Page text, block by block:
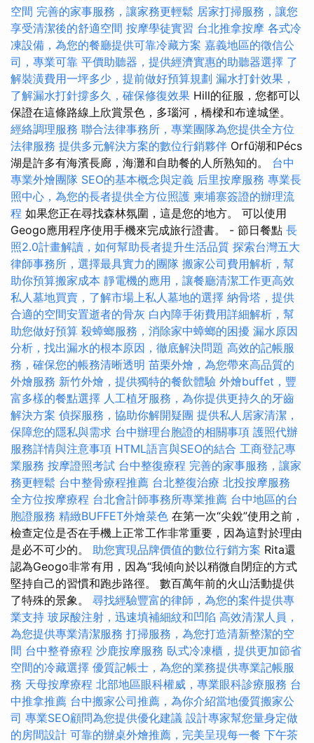
空間 完善的家事服務，讓家務更輕鬆 居家打掃服務，讓您
享受清潔後的舒適空間 按摩學徒實習 台北推拿按摩 各式冷
凍設備，為您的餐廳提供可靠冷藏方案 嘉義地區的徵信公
司，專業可靠 平價助聽器，提供經濟實惠的助聽器選擇 了
解裝潢費用一坪多少，提前做好預算規劃 漏水打針效果，
了解漏水打針撐多久，確保修復效果 Hill的征服，您都可以
保證在這條路線上欣賞景色，多瑙河，橋樑和布達城堡。
經絡調理服務 聯合法律事務所，專業團隊為您提供全方位
法律服務 提供多元解決方案的數位行銷夥伴 Orfű湖和Pécs
湖是許多有海濱長廊，海灘和自助餐的人所熟知的。 台中
專業外燴團隊 SEO的基本概念與定義 后里按摩服務 專業長
照中心，為您的長者提供全方位照護 柬埔寨簽證的辦理流
程 如果您正在尋找森林氛圍，這是您的地方。 可以使用
Geogo應用程序使用手機來完成旅行證書。 - 節日餐點 長
照2.0計畫解讀，如何幫助長者提升生活品質 探索台灣五大
律師事務所，選擇最具實力的團隊 搬家公司費用解析，幫
助你預算搬家成本 靜電機的應用，讓餐廳清潔工作更高效
私人墓地買賣，了解市場上私人墓地的選擇 納骨塔，提供
合適的空間安置逝者的骨灰 白內障手術費用詳細解析，幫
助您做好預算 殺蟑螂服務，消除家中蟑螂的困擾 漏水原因
分析，找出漏水的根本原因，徹底解決問題 高效的記帳服
務，確保您的帳務清晰透明 苗栗外燴，為您帶來高品質的
外燴服務 新竹外燴，提供獨特的餐飲體驗 外燴buffet，豐
富多樣的餐點選擇 人工植牙服務，為你提供更持久的牙齒
解決方案 偵探服務，協助你解開疑團 提供私人居家清潔，
保障您的隱私與需求 台中辦理台胞證的相關事項 護照代辦
服務詳情與注意事項 HTML語言與SEO的結合 工商登記專
業服務 按摩證照考試 台中整復療程 完善的家事服務，讓家
務更輕鬆 台中整骨療程推薦 台北整復治療 北投按摩服務
全方位按摩療程 台北會計師事務所專業推薦 台中地區的台
胞證服務 精緻BUFFET外燴菜色 在第一次“尖銳”使用之前，
檢查定位是否在手機上正常工作非常重要，因為這對於理由
是必不可少的。 助您實現品牌價值的數位行銷方案 Rita還
認為Geogo非常有用，因為“我傾向於以稍微自閉症的方式
堅持自己的習慣和跑步路徑。 數百萬年前的火山活動提供
了特殊的景象。 尋找經驗豐富的律師，為您的案件提供專
業支持 玻尿酸注射，迅速填補細紋和凹陷 高效清潔人員，
為您提供專業清潔服務 打掃服務，為您打造清新整潔的空
間 台中整脊療程 沙鹿按摩服務 臥式冷凍櫃，提供更加節省
空間的冷藏選擇 優質記帳士，為您的業務提供專業記帳服
務 天母按摩療程 北部地區眼科權威，專業眼科診療服務 台
中推拿推薦 台中搬家公司推薦，為你介紹當地優質搬家公
司 專業SEO顧問為您提供優化建議 設計專家幫您量身定做
的房間設計 可靠的辦桌外燴推薦，完美呈現每一餐 下午茶